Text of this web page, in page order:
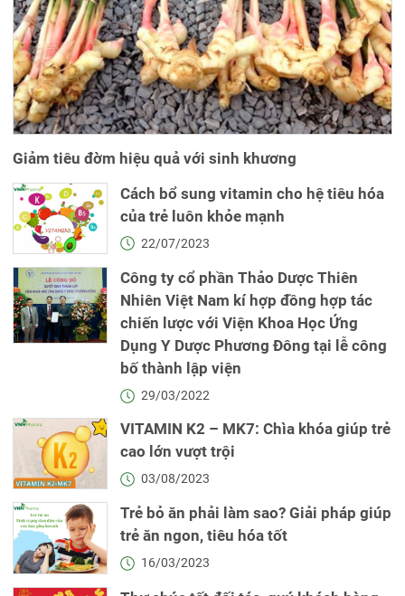
Giảm tiêu đờm hiệu quả với sinh khương
Cách bổ sung vitamin cho hệ tiêu hóa
của trẻ luôn khỏe mạnh
22/07/2023
Công ty cổ phần Thảo Dược Thiên
Nhiên Việt Nam kí hợp đồng hợp tác
chiến lược với Viện Khoa Học Ứng
Dụng Y Dược Phương Đông tại lễ công
bố thành lập viện
29/03/2022
VITAMIN K2 – MK7: Chìa khóa giúp trẻ
cao lớn vượt trội
03/08/2023
Trẻ bỏ ăn phải làm sao? Giải pháp giúp
trẻ ăn ngon, tiêu hóa tốt
16/03/2023